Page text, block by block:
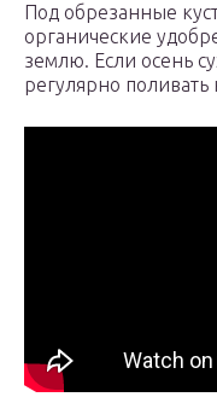
Под обрезанные
органические
землю. Если осень
регулярно поливать